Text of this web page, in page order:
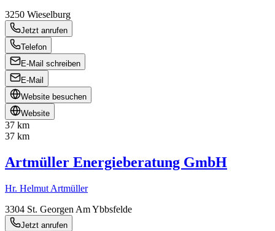
3250 Wieselburg
Jetzt anrufen
Telefon
E-Mail schreiben
E-Mail
Website besuchen
Website
37 km
37 km
Artmüller Energieberatung GmbH
Hr. Helmut Artmüller
3304 St. Georgen Am Ybbsfelde
Jetzt anrufen